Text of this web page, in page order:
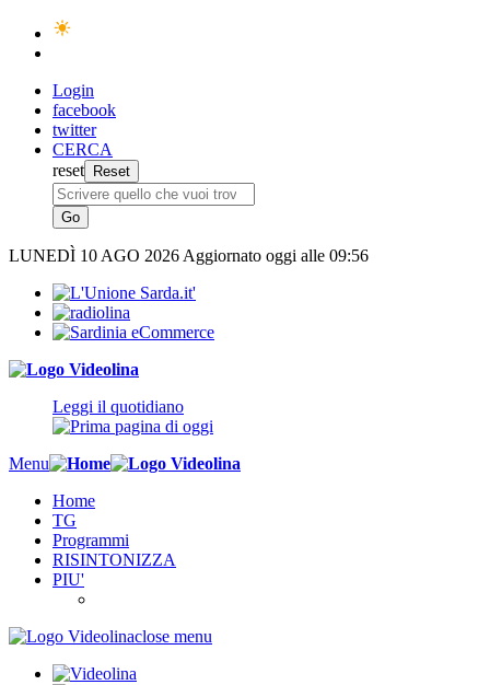
Login
facebook
twitter
CERCA
reset
LUNEDÌ 10 AGO 2026 Aggiornato oggi alle 09:56
Leggi il quotidiano
Menu
Home
TG
Programmi
RISINTONIZZA
PIU'
close menu